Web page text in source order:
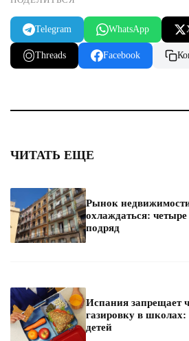
Telegram WhatsApp
Threads Facebook
ЧИТАТЬ ЕЩЕ
Рынок
охлаждаться:
подряд
Испания запрещает
газировку в школах:
детей